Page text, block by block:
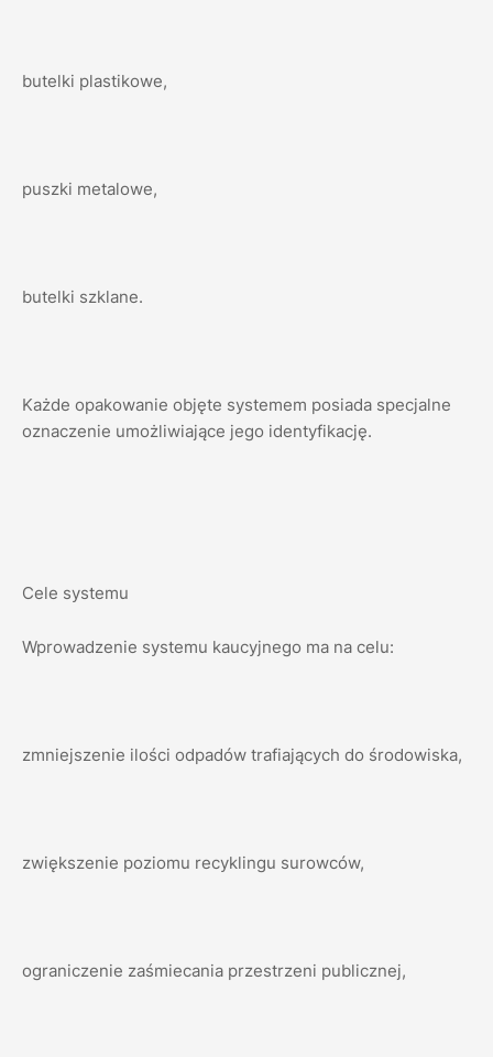
butelki plastikowe,
puszki metalowe,
butelki szklane.
Każde opakowanie objęte systemem posiada specjalne
oznaczenie umożliwiające jego identyfikację.
Cele systemu
Wprowadzenie systemu kaucyjnego ma na celu:
zmniejszenie ilości odpadów trafiających do środowiska,
zwiększenie poziomu recyklingu surowców,
ograniczenie zaśmiecania przestrzeni publicznej,